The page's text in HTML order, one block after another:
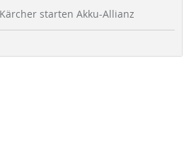
starten Akku-Allianz